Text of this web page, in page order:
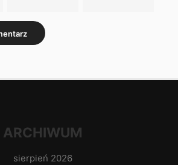
ARCHIWUM
sierpień 2026